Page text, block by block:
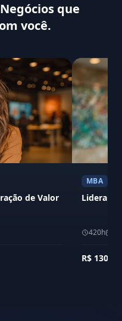
que
você.
de Valor
MBA
420h
R$ 130,00